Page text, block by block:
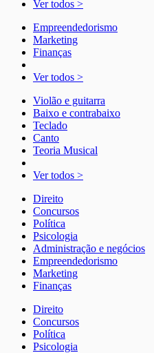
Ver todos >
Empreendedorismo
Marketing
Finanças
Ver todos >
Violão e guitarra
Baixo e contrabaixo
Teclado
Canto
Teoria Musical
Ver todos >
Direito
Concursos
Política
Psicologia
Administração e negócios
Empreendedorismo
Marketing
Finanças
Direito
Concursos
Política
Psicologia